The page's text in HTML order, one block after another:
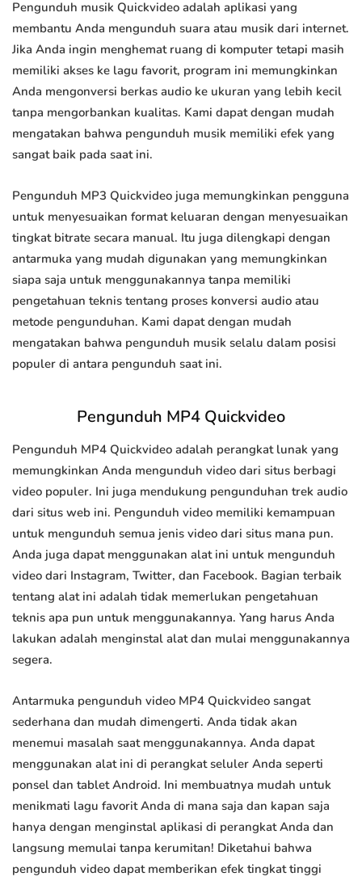
Pengunduh musik Quickvideo adalah aplikasi yang
membantu Anda mengunduh suara atau musik dari internet.
Jika Anda ingin menghemat ruang di komputer tetapi masih
memiliki akses ke lagu favorit, program ini memungkinkan
Anda mengonversi berkas audio ke ukuran yang lebih kecil
tanpa mengorbankan kualitas. Kami dapat dengan mudah
mengatakan bahwa pengunduh musik memiliki efek yang
sangat baik pada saat ini.
Pengunduh MP3 Quickvideo juga memungkinkan pengguna
untuk menyesuaikan format keluaran dengan menyesuaikan
tingkat bitrate secara manual. Itu juga dilengkapi dengan
antarmuka yang mudah digunakan yang memungkinkan
siapa saja untuk menggunakannya tanpa memiliki
pengetahuan teknis tentang proses konversi audio atau
metode pengunduhan. Kami dapat dengan mudah
mengatakan bahwa pengunduh musik selalu dalam posisi
populer di antara pengunduh saat ini.
Pengunduh MP4 Quickvideo
Pengunduh MP4 Quickvideo adalah perangkat lunak yang
memungkinkan Anda mengunduh video dari situs berbagi
video populer. Ini juga mendukung pengunduhan trek audio
dari situs web ini. Pengunduh video memiliki kemampuan
untuk mengunduh semua jenis video dari situs mana pun.
Anda juga dapat menggunakan alat ini untuk mengunduh
video dari Instagram, Twitter, dan Facebook. Bagian terbaik
tentang alat ini adalah tidak memerlukan pengetahuan
teknis apa pun untuk menggunakannya. Yang harus Anda
lakukan adalah menginstal alat dan mulai menggunakannya
segera.
Antarmuka pengunduh video MP4 Quickvideo sangat
sederhana dan mudah dimengerti. Anda tidak akan
menemui masalah saat menggunakannya. Anda dapat
menggunakan alat ini di perangkat seluler Anda seperti
ponsel dan tablet Android. Ini membuatnya mudah untuk
menikmati lagu favorit Anda di mana saja dan kapan saja
hanya dengan menginstal aplikasi di perangkat Anda dan
langsung memulai tanpa kerumitan! Diketahui bahwa
pengunduh video dapat memberikan efek tingkat tinggi